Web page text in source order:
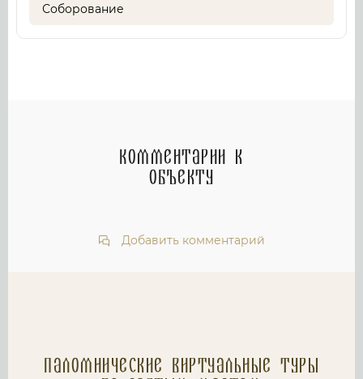
Соборование
Комментарии к
объекту
Добавить комментарий
Паломнические Виртуальные туры